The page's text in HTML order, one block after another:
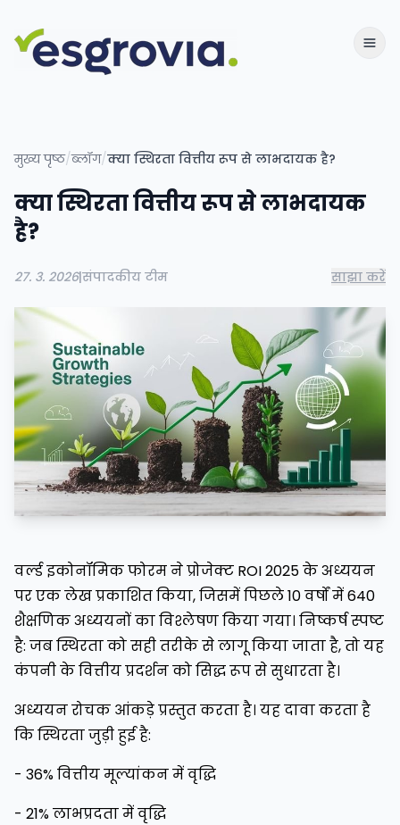
मुख्य पृष्ठ/ब्लॉग/क्या स्थिरता वित्तीय रूप से लाभदायक है?
क्या स्थिरता वित्तीय रूप से लाभदायक
है?
27. 3. 2026|संपादकीय टीम साझा करें
वर्ल्ड इकोनॉमिक फोरम ने प्रोजेक्ट ROI 2025 के अध्ययन
पर एक लेख प्रकाशित किया, जिसमें पिछले 10 वर्षों में 640
शैक्षणिक अध्ययनों का विश्लेषण किया गया। निष्कर्ष स्पष्ट
है: जब स्थिरता को सही तरीके से लागू किया जाता है, तो यह
कंपनी के वित्तीय प्रदर्शन को सिद्ध रूप से सुधारता है।
अध्ययन रोचक आंकड़े प्रस्तुत करता है। यह दावा करता है
कि स्थिरता जुड़ी हुई है:
- 36% वित्तीय मूल्यांकन में वृद्धि
- 21% लाभप्रदता में वृद्धि